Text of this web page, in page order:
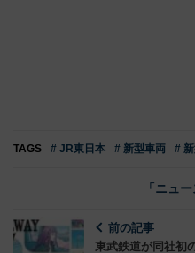
TAGS # JR東日本 # 新型車両 #
「ニュ
前の記事
東武鉄道が同社初